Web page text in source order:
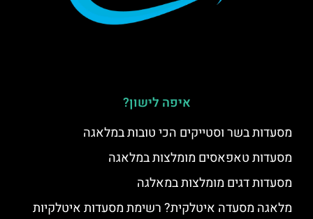
איפה לישון?
מסעדות בשר וסטייקים הכי טובות במלאגה
מסעדות טאפאסים מומלצות במלאגה
מסעדות דגים מומלצות במאלגה
מלאגה מסעדה איטלקית? רשימת מסעדות איטלקיות